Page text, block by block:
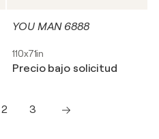
YOU MAN 6888
110x71in
Precio bajo solicitud
2 3